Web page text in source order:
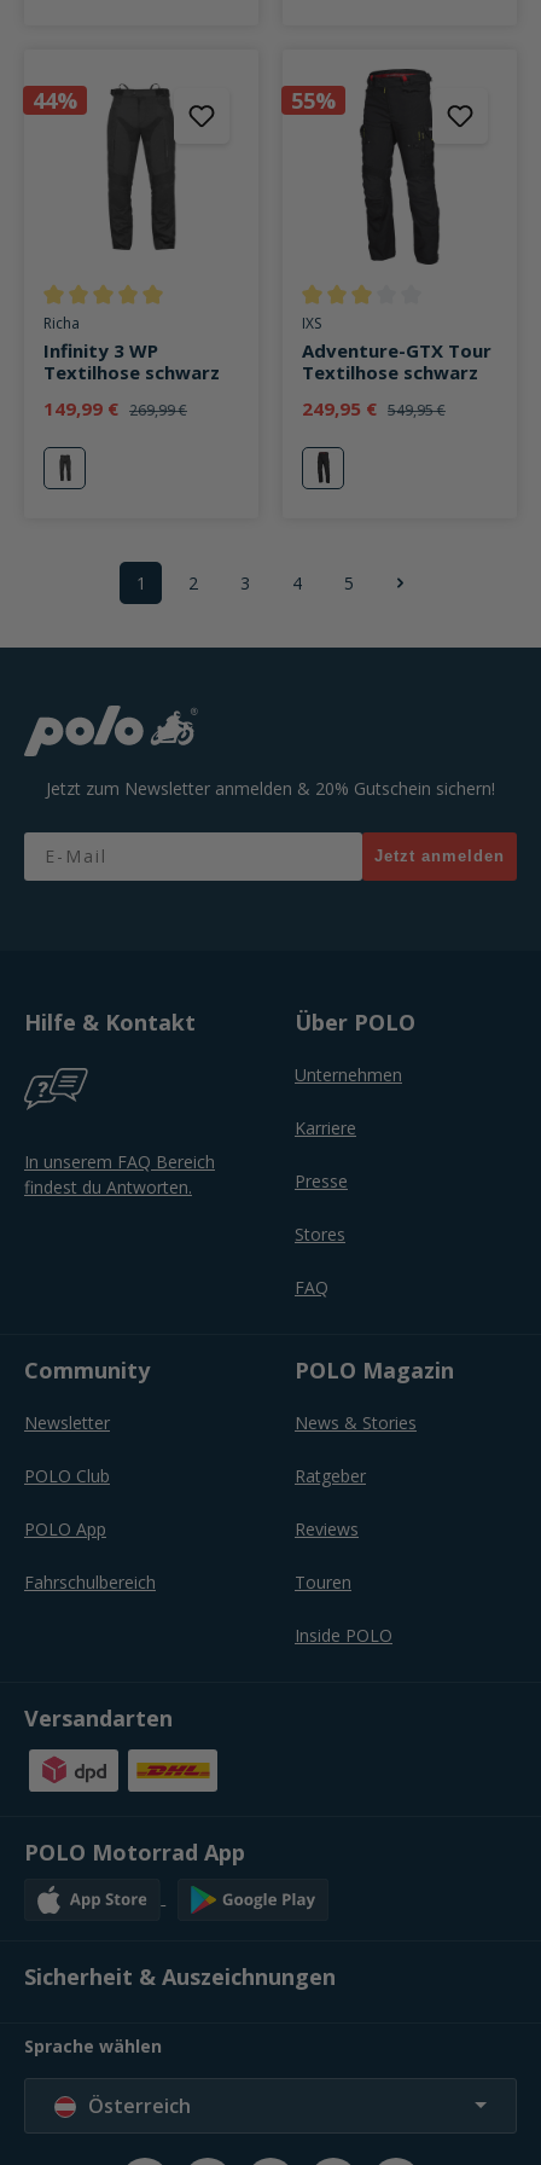
44%
Durchschnittliche Bewertung von 5 von 5 Sternen
Richa
Infinity 3 WP
Textilhose schwarz
149,99 € 269,99 €
schwarz
55%
Durchschnittliche Bewertung
IXS
Adventure-GTX Tour
Textilhose schwarz
249,95 € 549,95 €
schwarz
Seite
1 Seite
2 Seite
3 Seite
4 Seite
5
Jetzt zum Newsletter anmelden & 20% Gutschein sichern!
Email
Jetzt anmelden
Hilfe & Kontakt
In unserem FAQ Bereich
findest du Antworten.
Über POLO
Unternehmen
Karriere
Presse
Stores
FAQ
Community
Newsletter
POLO Club
POLO App
Fahrschulbereich
POLO Magazin
News & Stories
Ratgeber
Reviews
Touren
Inside POLO
Versandarten
POLO Motorrad App
Sicherheit & Auszeichnungen
Sprache wählen
Österreich